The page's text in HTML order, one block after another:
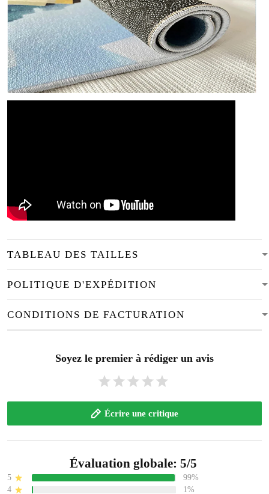
TABLEAU DES TAILLES
POLITIQUE D'EXPÉDITION
CONDITIONS DE FACTURATION
Soyez le premier à rédiger un avis
Écrire une critique
Évaluation globale: 5/5
5
99%
4
1%